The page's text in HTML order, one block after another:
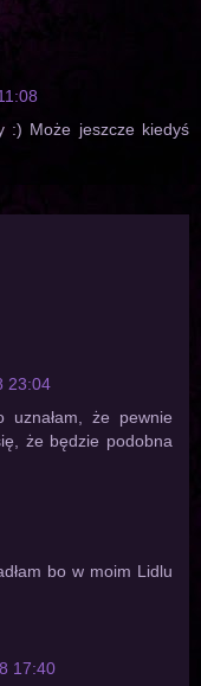
:) Może jeszcze kiedyś
23:04
uznałam, że pewnie
że będzie podobna
bo w moim Lidlu
17:40